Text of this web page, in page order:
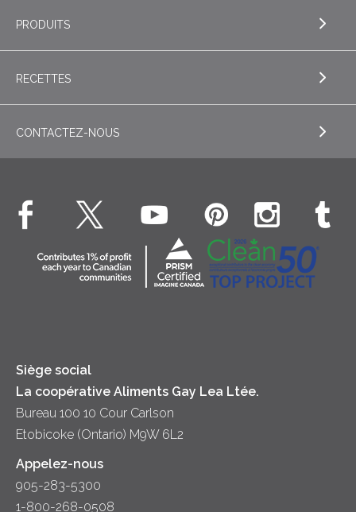
PRODUITS
EXPLORE PRODUITS
Véritable crème fouettée
Crème sure
RECETTES
EXPLORE RECETTES
Déjeuner
CONTACTEZ-NOUS
Contactez-nous
Location
Siège social
La coopérative Aliments Gay Lea Ltée.
Bureau 100 10 Cour Carlson
Etobicoke (Ontario) M9W 6L2
Appelez-nous
905-283-5300
1-800-268-0508